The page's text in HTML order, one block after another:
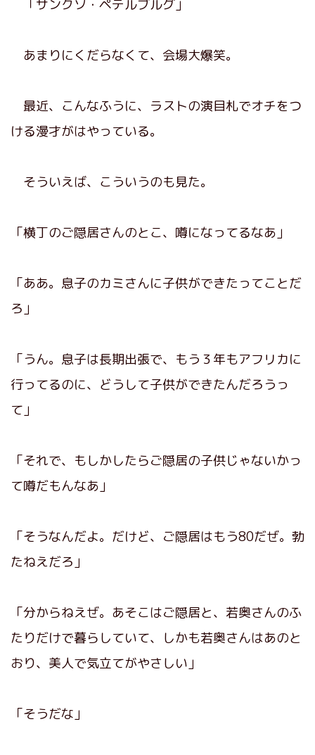
「サンクソ・ペテルブルグ」
あまりにくだらなくて、会場大爆笑。
最近、こんなふうに、ラストの演目札でオチをつ
ける漫才がはやっている。
そういえば、こういうのも見た。
「横丁のご隠居さんのとこ、噂になってるなあ」
「ああ。息子のカミさんに子供ができたってことだ
ろ」
「うん。息子は長期出張で、もう３年もアフリカに
行ってるのに、どうして子供ができたんだろうっ
て」
「それで、もしかしたらご隠居の子供じゃないかっ
て噂だもんなあ」
「そうなんだよ。だけど、ご隠居はもう80だぜ。勃
たねえだろ」
「分からねえぜ。あそこはご隠居と、若奥さんのふ
たりだけで暮らしていて、しかも若奥さんはあのと
おり、美人で気立てがやさしい」
「そうだな」